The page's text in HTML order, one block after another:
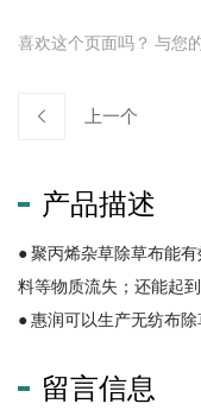
喜欢这个页面吗？ 与您
上一个
产品描述
● 聚丙烯杂草除草布能
料等物质流失；还能起
● 惠润可以生产无纺布
留言信息